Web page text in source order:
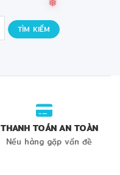
TÌM KIẾM
THANH TOÁN AN TOÀN
Nếu hàng gặp vấn đề
❅